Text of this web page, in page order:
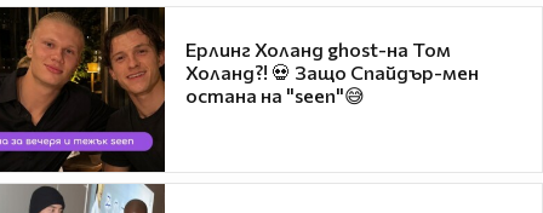
Ерлинг Холанд ghost-на Том
Холанд?! 💀 Защо Спайдър-мен
остана на "seen"😅